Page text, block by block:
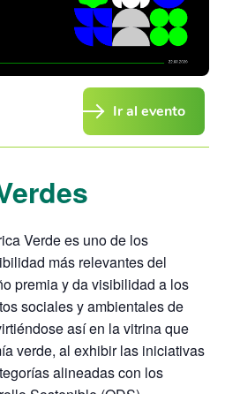
Ir al evento
Verde es uno de los
más relevantes del
premia y da visibilidad a los
sociales y ambientales de
así en la vitrina que
verde, al exhibir las iniciativas
alineadas con los